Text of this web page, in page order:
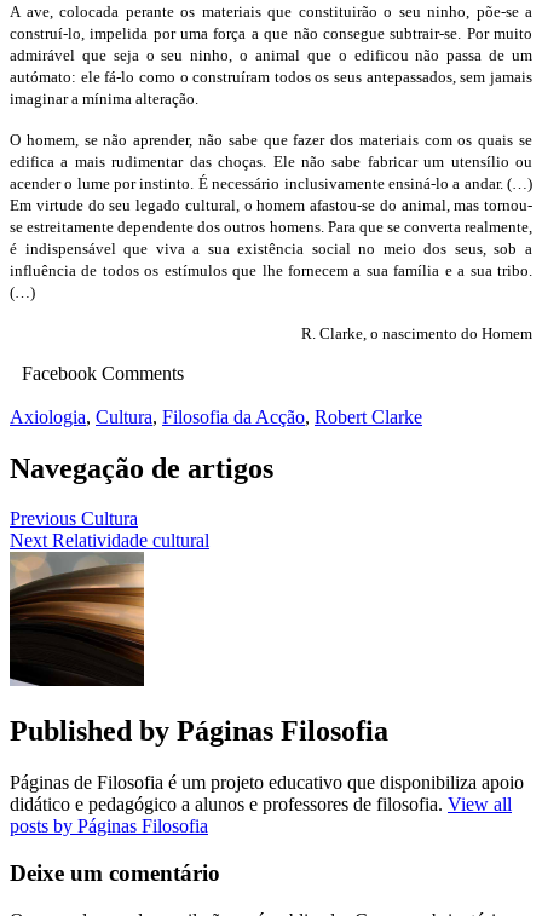
A ave, colocada perante os materiais que constituirão o seu ninho, põe-se a
construí-lo, impelida por uma força a que não consegue subtrair-se. Por muito
admirável que seja o seu ninho, o animal que o edificou não passa de um
autómato: ele fá-lo como o construíram todos os seus antepassados, sem jamais
imaginar a mínima alteração.
O homem, se não aprender, não sabe que fazer dos materiais com os quais se
edifica a mais rudimentar das choças. Ele não sabe fabricar um utensílio ou
acender o lume por instinto. É necessário inclusivamente ensiná-lo a andar. (…)
Em virtude do seu legado cultural, o homem afastou-se do animal, mas tornou-
se estreitamente dependente dos outros homens. Para que se converta realmente,
é indispensável que viva a sua existência social no meio dos seus, sob a
influência de todos os estímulos que lhe fornecem a sua família e a sua tribo.
(…)
R. Clarke, o nascimento do Homem
Facebook Comments
Axiologia, Cultura, Filosofia da Acção, Robert Clarke
Navegação de artigos
Previous Cultura
Next Relatividade cultural
Published by Páginas Filosofia
Páginas de Filosofia é um projeto educativo que disponibiliza apoio
didático e pedagógico a alunos e professores de filosofia. View all
posts by Páginas Filosofia
Deixe um comentário